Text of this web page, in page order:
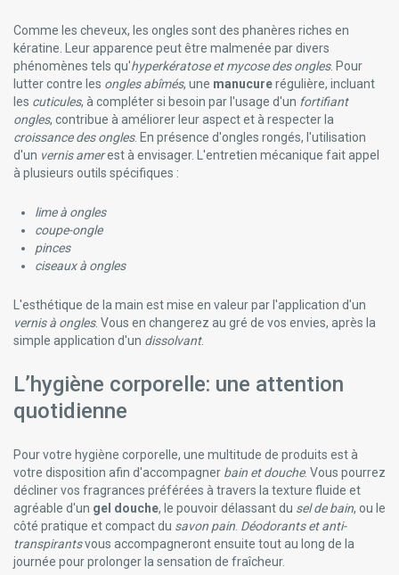
René Furterer Produits
Ricqles
Ritex
Roc Produits
Roger&gallet (roger Gallet) Eau De Toilette Parfums Et
Savons
Royer Cosmétique À La Bave D'escargot
Saforelle Hygiène Intime
Saltrates
Santé Verte Laboratoires
Saugella Hygiène Intime
Scholl Produits
Sebamed Produits
Sensx Préservatifs
Silikom
Sisters Republic Lingerie Menstruelle
Sofibel Laboratoires Fumouze
Somatoline Cosmetic Minceur
Somex
Sulfoderm
Superwhite
Svr Laboratoire Dermatologique
Teeth Bright
Tena Produits D'incontinence
Teofarma
The Boo Family Brosse Dents
Comme les cheveux, les ongles sont des phanères riches en
kératine. Leur apparence peut être malmenée par divers
phénomènes tels qu'hyperkératose et mycose des ongles. Pour
lutter contre les ongles abîmés, une manucurerégulière, incluant
les cuticules, à compléter si besoin par l'usage d'un fortifiant
ongles, contribue à améliorer leur aspect et à respecter la
croissance des ongles. En présence d'ongles rongés, l'utilisation
d'un vernis amerest à envisager. L'entretien mécanique fait appel
à plusieurs outils spécifiques :
lime à ongles
coupe-ongle
pinces
ciseaux à ongles
L'esthétique de la main est mise en valeur par l'application d'un
vernis à ongles. Vous en changerez au gré de vos envies, après la
simple application d'un dissolvant.
L’hygiène corporelle: une attention
quotidienne
Pour votre hygiène corporelle, une multitude de produits est à
votre disposition afin d'accompagner bain et douche. Vous pourrez
décliner vos fragrances préférées à travers la texture fluide et
agréable d'un gel douche, le pouvoir délassant du sel de bain, ou le
côté pratique et compact du savon pain Déodorants et anti-
transpirantsvous accompagneront ensuite tout au long de la
journée pour prolonger la sensation de fraîcheur.